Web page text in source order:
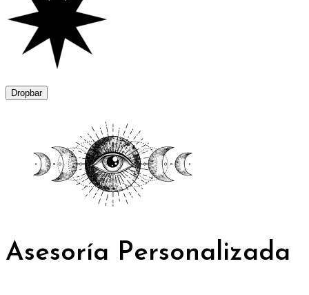
Dropbar
Asesoría Personalizada